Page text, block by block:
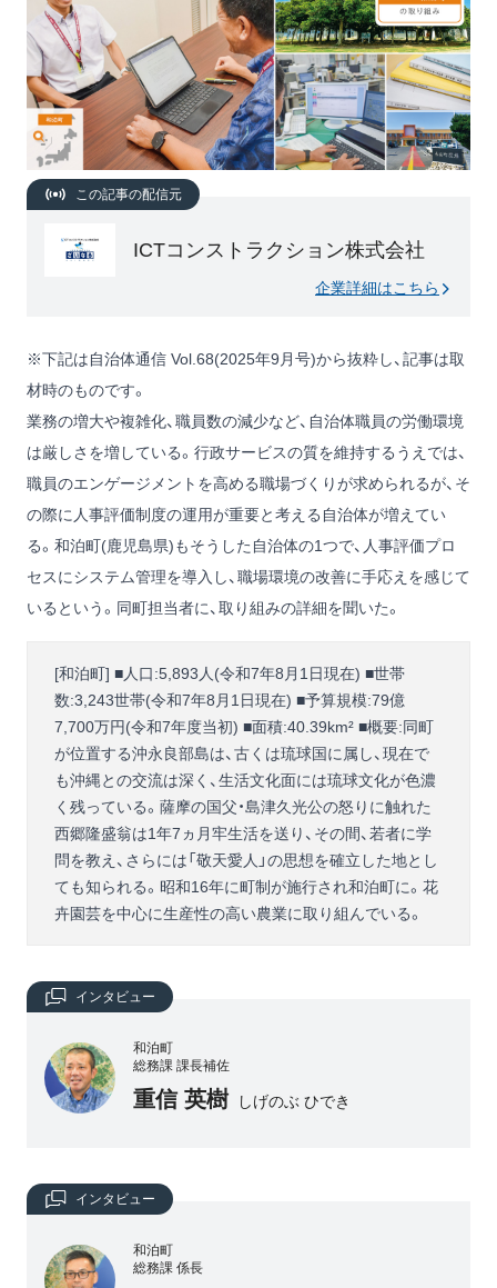
この記事の配信元
ICTコンストラクション株式会社
企業詳細はこちら
※下記は自治体通信 Vol.68(2025年9月号)から抜粋し、記事は取
材時のものです。
業務の増大や複雑化、職員数の減少など、自治体職員の労働環境
は厳しさを増している。行政サービスの質を維持するうえでは、
職員のエンゲージメントを高める職場づくりが求められるが、そ
の際に人事評価制度の運用が重要と考える自治体が増えてい
る。和泊町(鹿児島県)もそうした自治体の1つで、人事評価プロ
セスにシステム管理を導入し、職場環境の改善に手応えを感じて
いるという。同町担当者に、取り組みの詳細を聞いた。
[和泊町] ■人口:5,893人(令和7年8月1日現在) ■世帯
数:3,243世帯(令和7年8月1日現在) ■予算規模:79億
7,700万円(令和7年度当初) ■面積:40.39km² ■概要:同町
が位置する沖永良部島は、古くは琉球国に属し、現在で
も沖縄との交流は深く、生活文化面には琉球文化が色濃
く残っている。薩摩の国父・島津久光公の怒りに触れた
西郷隆盛翁は1年7ヵ月牢生活を送り、その間、若者に学
問を教え、さらには「敬天愛人」の思想を確立した地とし
ても知られる。昭和16年に町制が施行され和泊町に。花
卉園芸を中心に生産性の高い農業に取り組んでいる。
インタビュー
和泊町
総務課 課長補佐
重信 英樹 しげのぶ ひでき
インタビュー
和泊町
総務課 係長